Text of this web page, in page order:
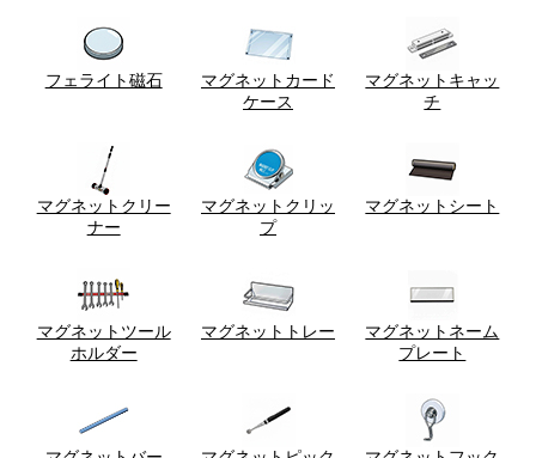
フェライト磁石
マグネットカード
ケース
マグネットキャッ
チ
マグネットクリー
ナー
マグネットクリッ
プ
マグネットシート
マグネットツール
ホルダー
マグネットトレー
マグネットネーム
プレート